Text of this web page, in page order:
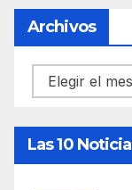
Archivos
Archivos
Las 10